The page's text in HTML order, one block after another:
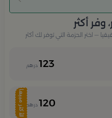
وفر أكثر
— اختر الحزمة التي توفر لك أكثر
123 درهم
الأكثر مبيعا 120 درهم